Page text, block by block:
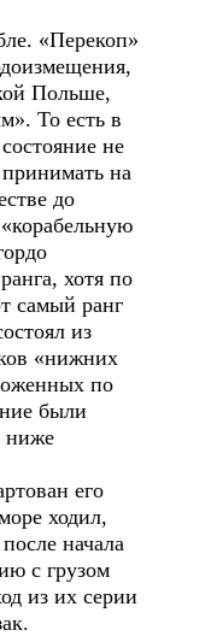
«Перекоп»
Польше,
То есть в
не
на
до
хотя по
самый ранг
из
«нижних
по
были
ниже
его
ходил,
начала
с грузом
из их серии